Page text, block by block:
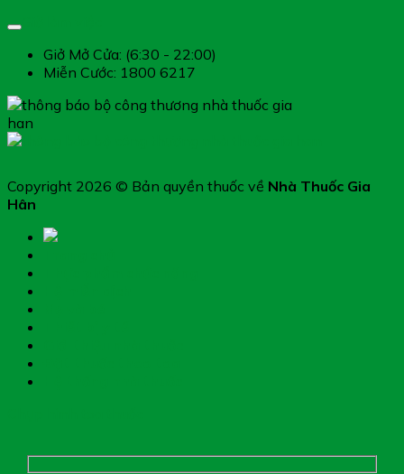
Giở Mở Cửa: (6:30 - 22:00)
Miễn Cước: 1800 6217
Copyright 2026 © Bản quyền thuốc về Nhà Thuốc Gia
Hân